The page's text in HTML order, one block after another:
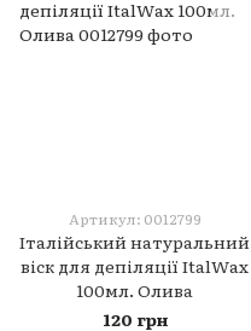
Артикул: 0012799
Італійський натуральний
віск для депіляції ItalWax
100мл. Олива
120 грн